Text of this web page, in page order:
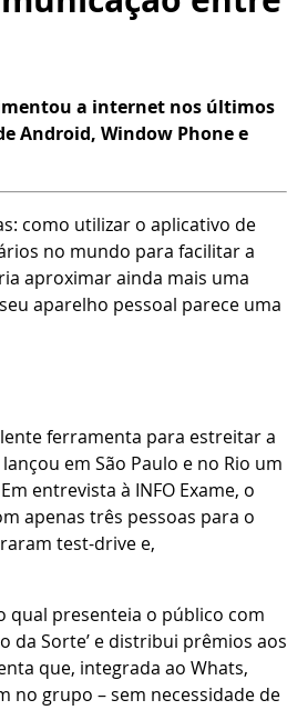
a internet nos últimos
Android, Window Phone e
como utilizar o aplicativo de
no mundo para facilitar a
aproximar ainda mais uma
aparelho pessoal parece uma
ferramenta para estreitar a
em São Paulo e no Rio um
entrevista à INFO Exame, o
apenas três pessoas para o
test-drive e,
presenteia o público com
da Sorte’ e distribui prêmios aos
que, integrada ao Whats,
grupo – sem necessidade de